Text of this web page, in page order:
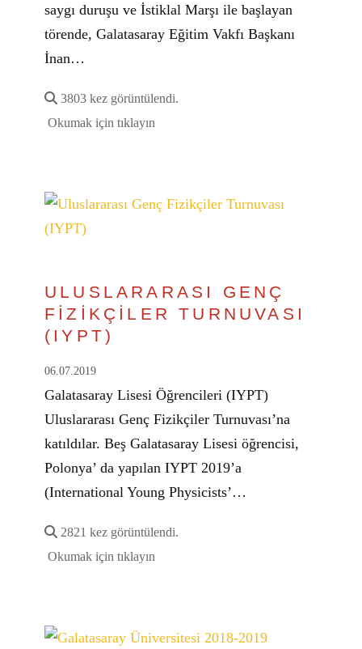
saygı duruşu ve İstiklal Marşı ile başlayan
törende, Galatasaray Eğitim Vakfı Başkanı
İnan…
3803 kez görüntülendi.
Okumak için tıklayın
ULUSLARARASI GENÇ
FİZİKÇİLER TURNUVASI
(IYPT)
06.07.2019
Galatasaray Lisesi Öğrencileri (IYPT)
Uluslararası Genç Fizikçiler Turnuvası’na
katıldılar. Beş Galatasaray Lisesi öğrencisi,
Polonya’ da yapılan IYPT 2019’a
(International Young Physicists’…
2821 kez görüntülendi.
Okumak için tıklayın